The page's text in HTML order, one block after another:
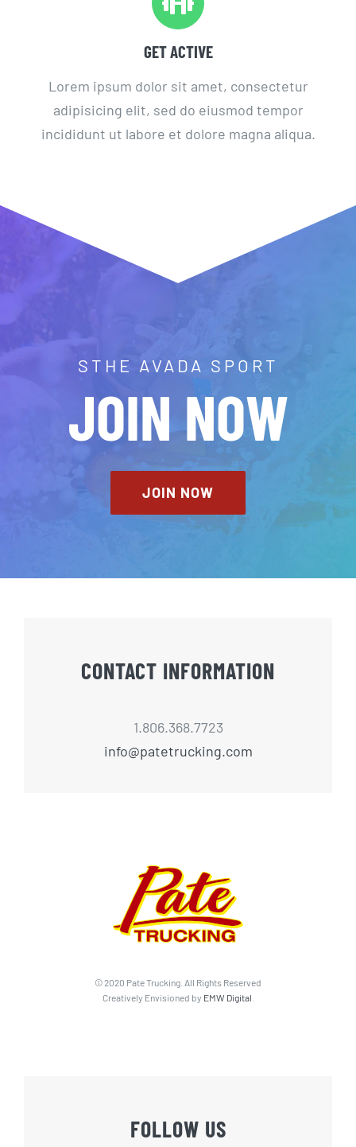
GET ACTIVE
Lorem ipsum dolor sit amet, consectetur
adipisicing elit, sed do eiusmod tempor
incididunt ut labore et dolore magna aliqua.
STHE AVADA SPORT
JOIN NOW
JOIN NOW
CONTACT INFORMATION
1.806.368.7723
info@patetrucking.com
© 2020 Pate Trucking. All Rights Reserved
Creatively Envisioned by EMW Digital
FOLLOW US